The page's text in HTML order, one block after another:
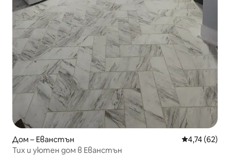
Дом – Еванстън Средна
4,74 (62)
Тих и уютен дом в Еванстън